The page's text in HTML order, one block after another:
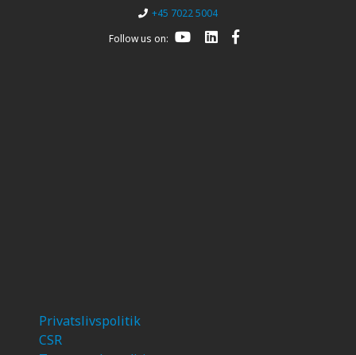
+45 7022 5004
Follow us on:
Privatslivspolitik
CSR